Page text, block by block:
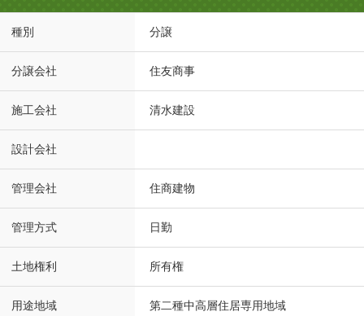
種別 分譲
分譲会社 住友商事
施工会社 清水建設
設計会社
管理会社 住商建物
管理方式 日勤
土地権利 所有権
用途地域 第二種中高層住居専用地域